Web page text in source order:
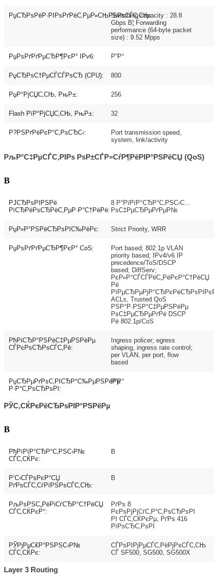
РџСЂРѕРёР·РІРѕРґРёС‚РµР»СЊРЅРѕСЃС‚СЊ:
Switching capacity : 28.8
Gbps В¦ Forwarding
performance (64-byte packet
size) : 9.52 Mpps
РџРѕРґРґРµСЂР¶РєР° IPv6: Р”Р°
РџСЂРѕС†РµСЃСЃРѕСЂ (CPU): 800
РџР°РјСЏС‚СЊ, РњР±: 256
Flash РїР°РјСЏС‚СЊ, РњР±: 32
Р?РЅРґРёРєР°С‚РѕСЂС‹:
Port transmission speed,
system, link/activity
РљР°С‡РµСЃС‚РІРѕ РѕР±СЃР»СѓР¶РёРІР°РЅРёСЏ (QoS)
В
РЈСЂРѕРІРЅРё
РїСЂРёРѕСЂРёС‚РµР·Р°С†РёРё:
8 Р°РїРїР°СЂР°С‚РЅС‹С…
РѕС‡РµСЂРµРґРµР№
РџР»Р°РЅРёСЂРѕРІС‰РёРє: Strict Priority, WRR
РџРѕРґРґРµСЂР¶РєР° CoS:
Port based; 802.1p VLAN
priority based; IPv4/v6 IP
precedence/ToS/DSCP
based; DiffServ;
РєР»Р°СЃСЃРёС„РёРєР°С†РёСЏ
Рё
ACLs, Trusted QoS
РЅР°Р·РЅР°С‡РµРЅРёРµ
РѕС‡РµСЂРµРґРё DSCP
Рё 802.1p/CoS
РћРіСЂР°РЅРёС‡РµРЅРёРµ
СЃРєРѕСЂРѕСЃС‚Рё:
Ingress policer; egress
shaping, ingress rate control;
per VLAN, per port, flow
based
РџСЂРµРґРѕС‚РІСЂР°С‰РµРЅРёРµ
Р·Р°С‚РѕСЂРѕРІ:
Р”Р°
РЎС‚СЌРєРёСЂРѕРІР°РЅРёРµ
В
РђРїРїР°СЂР°С‚РЅС‹Р№
СЃС‚СЌРє:
В
Р’С‹СЃРѕРєР°СЏ
РґРѕСЃС‚СѓРїРЅРѕСЃС‚СЊ:
В
РљРѕРЅС„РёРіСѓСЂР°С†РёСЏ
СЃС‚СЌРєР°:
РґРѕ 8
РєРѕРјРјСѓС‚Р°С‚РѕСЂРѕРІ
РІ СЃС‚СЌРєРµ, РґРѕ 416
РїРѕСЂС‚РѕРІ
РЎРјРµС€Р°РЅРЅС‹Р№
СЃС‚СЌРє:
СЃРѕРІРјРµСЃС‚РёРјРѕСЃС‚СЊ
СЃ SF500, SG500, SG500X
Layer 3 Routing